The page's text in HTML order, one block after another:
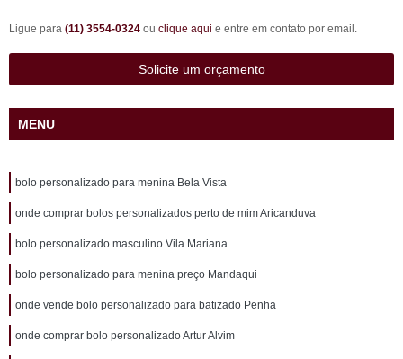
Ligue para (11) 3554-0324 ou clique aqui e entre em contato por email.
Solicite um orçamento
MENU
bolo personalizado para menina Bela Vista
onde comprar bolos personalizados perto de mim Aricanduva
bolo personalizado masculino Vila Mariana
bolo personalizado para menina preço Mandaqui
onde vende bolo personalizado para batizado Penha
onde comprar bolo personalizado Artur Alvim